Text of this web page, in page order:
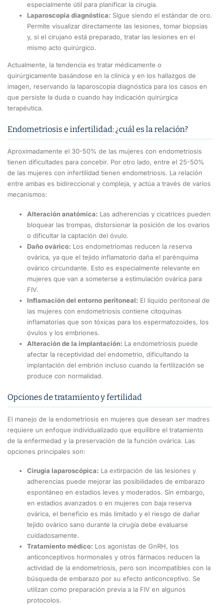
especialmente útil para planificar la cirugía.
Laparoscopia diagnóstica: Sigue siendo el estándar de oro.
Permite visualizar directamente las lesiones, tomar biopsias
y, si el cirujano está preparado, tratar las lesiones en el
mismo acto quirúrgico.
Actualmente, la tendencia es tratar médicamente o
quirúrgicamente basándose en la clínica y en los hallazgos de
imagen, reservando la laparoscopia diagnóstica para los casos en
que persiste la duda o cuando hay indicación quirúrgica
terapéutica.
Endometriosis e infertilidad: ¿cuál es la relación?
Aproximadamente el 30-50% de las mujeres con endometriosis
tienen dificultades para concebir. Por otro lado, entre el 25-50%
de las mujeres con infertilidad tienen endometriosis. La relación
entre ambas es bidireccional y compleja, y actúa a través de varios
mecanismos:
Alteración anatómica: Las adherencias y cicatrices pueden
bloquear las trompas, distorsionar la posición de los ovarios
o dificultar la captación del óvulo.
Daño ovárico: Los endometriomas reducen la reserva
ovárica, ya que el tejido inflamatorio daña el parénquima
ovárico circundante. Esto es especialmente relevante en
mujeres que van a someterse a estimulación ovárica para
FIV.
Inflamación del entorno peritoneal: El líquido peritoneal de
las mujeres con endometriosis contiene citoquinas
inflamatorias que son tóxicas para los espermatozoides, los
óvulos y los embriones.
Alteración de la implantación: La endometriosis puede
afectar la receptividad del endometrio, dificultando la
implantación del embrión incluso cuando la fertilización se
produce con normalidad.
Opciones de tratamiento y fertilidad
El manejo de la endometriosis en mujeres que desean ser madres
requiere un enfoque individualizado que equilibre el tratamiento
de la enfermedad y la preservación de la función ovárica. Las
opciones principales son:
Cirugía laparoscópica: La extirpación de las lesiones y
adherencias puede mejorar las posibilidades de embarazo
espontáneo en estadios leves y moderados. Sin embargo,
en estadios avanzados o en mujeres con baja reserva
ovárica, el beneficio es más limitado y el riesgo de dañar
tejido ovárico sano durante la cirugía debe evaluarse
cuidadosamente.
Tratamiento médico: Los agonistas de GnRH, los
anticonceptivos hormonales y otros fármacos reducen la
actividad de la endometriosis, pero son incompatibles con la
búsqueda de embarazo por su efecto anticonceptivo. Se
utilizan como preparación previa a la FIV en algunos
protocolos.